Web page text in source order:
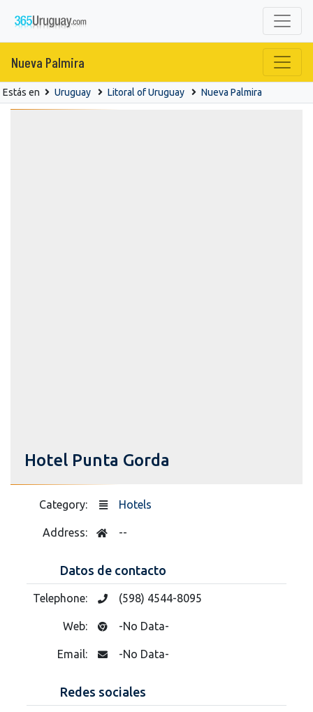
Nueva Palmira
Estás en Uruguay Litoral of Uruguay Nueva Palmira
Hotel Punta Gorda
Category: Hotels
Address: --
Datos de contacto
Telephone: (598) 4544-8095
Web: -No Data-
Email: -No Data-
Redes sociales